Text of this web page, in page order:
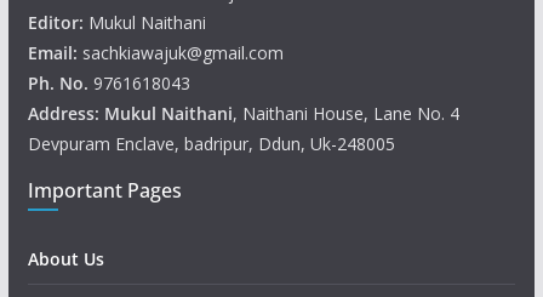
Editor: Mukul Naithani
Email: sachkiawajuk@gmail.com
Ph. No. 9761618043
Address: Mukul Naithani, Naithani House, Lane No. 4
Devpuram Enclave, badripur, Ddun, Uk-248005
Important Pages
About Us